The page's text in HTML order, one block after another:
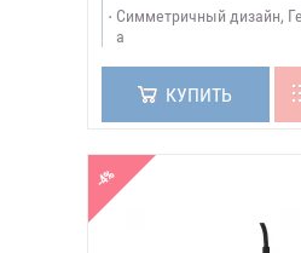
Симметричный дизайн,
а
КУПИТЬ
-4%